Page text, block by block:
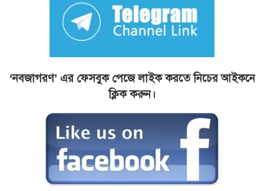
‘নবজাগরণ’ এর ফেসবুক পেজে লাইক করতে নিচের আইকনে
ক্লিক করুন।